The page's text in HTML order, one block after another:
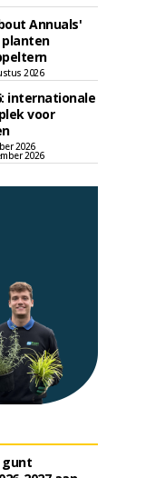
Annuals'
2026
internationale
voor
2026
2026
gunt